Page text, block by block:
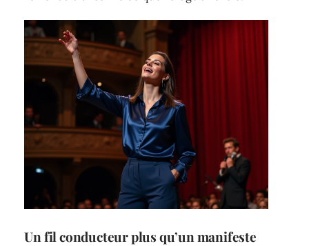
Un fil conducteur plus qu’un manifeste